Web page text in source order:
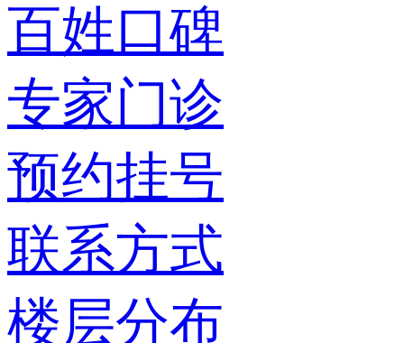
百姓口碑
专家门诊
预约挂号
联系方式
楼层分布